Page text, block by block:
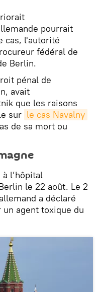
pourrait
cas, l'autorité
fédéral de
Berlin.
pénal de
avait
que les raisons
sur le cas Navalny
de sa mort ou
l’hôpital
le 22 août. Le 2
a déclaré
un agent toxique du